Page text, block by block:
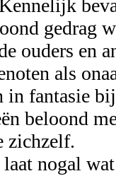
gedrag
ouders en
als
in fantasie
beloond
zichzelf.
nogal